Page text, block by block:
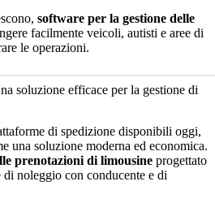
software per la gestione delle
facilmente veicoli, autisti e aree di
le operazioni.
soluzione efficace per la gestione di
di spedizione disponibili oggi,
una soluzione moderna ed economica.
prenotazioni di limousine progettato
noleggio con conducente e di